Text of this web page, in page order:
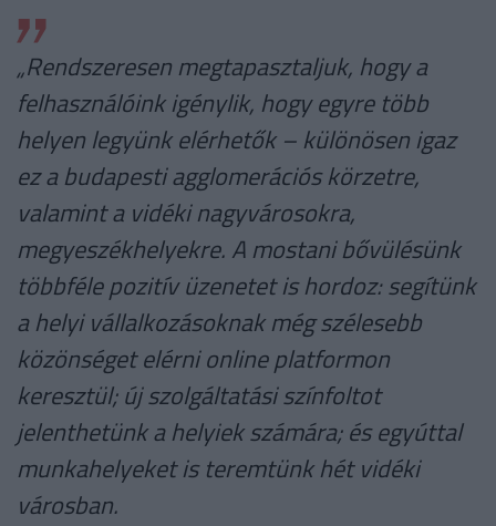
„Rendszeresen megtapasztaljuk, hogy a
felhasználóink igénylik, hogy egyre több
helyen legyünk elérhetők – különösen igaz
ez a budapesti agglomerációs körzetre,
valamint a vidéki nagyvárosokra,
megyeszékhelyekre. A mostani bővülésünk
többféle pozitív üzenetet is hordoz: segítünk
a helyi vállalkozásoknak még szélesebb
közönséget elérni online platformon
keresztül; új szolgáltatási színfoltot
jelenthetünk a helyiek számára; és egyúttal
munkahelyeket is teremtünk hét vidéki
városban.